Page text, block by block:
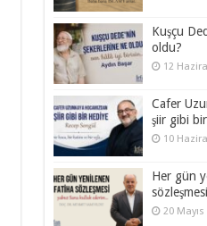
Kuşçu
oldu?
12
Cafer
şiir gibi
10
Her gün
20 Mayıs